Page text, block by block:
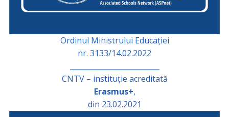
Ordinul Ministrului Educației
nr. 3133/14.02.2022
CNTV – instituție acreditată
Erasmus+,
din 23.02.2021